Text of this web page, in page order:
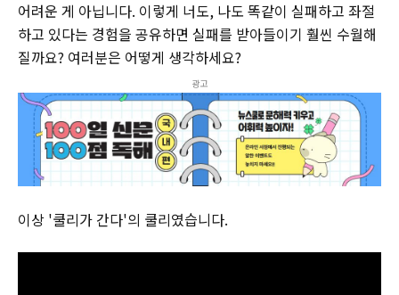
어려운 게 아닙니다. 이렇게 너도, 나도 똑같이 실패하고 좌절
하고 있다는 경험을 공유하면 실패를 받아들이기 훨씬 수월해
질까요? 여러분은 어떻게 생각하세요?
광고
이상 '쿨리가 간다'의 쿨리였습니다.